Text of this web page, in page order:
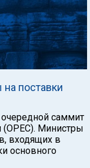
поставки
очередной саммит
(ОРЕС). Министры
входящих в
основного